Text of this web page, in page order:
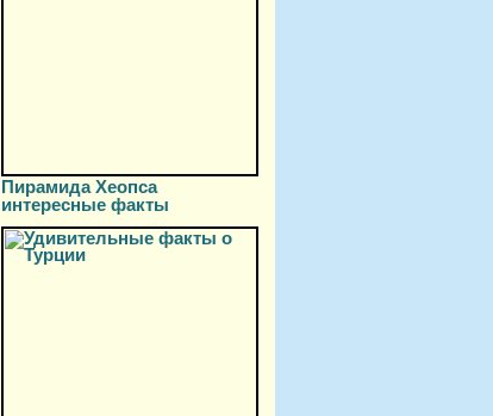
Пирамида Хеопса
интересные факты